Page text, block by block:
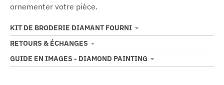
ornementer votre pièce.
KIT DE BRODERIE DIAMANT FOURNI
RETOURS & ÉCHANGES
GUIDE EN IMAGES - DIAMOND PAINTING